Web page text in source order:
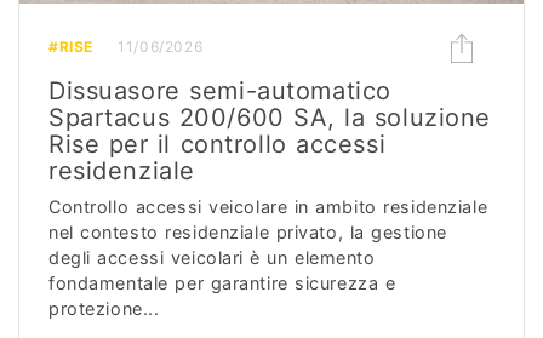
#RISE 11/06/2026
Dissuasore semi-automatico
Spartacus 200/600 SA, la soluzione
Rise per il controllo accessi
residenziale
Controllo accessi veicolare in ambito residenziale
nel contesto residenziale privato, la gestione
degli accessi veicolari è un elemento
fondamentale per garantire sicurezza e
protezione...